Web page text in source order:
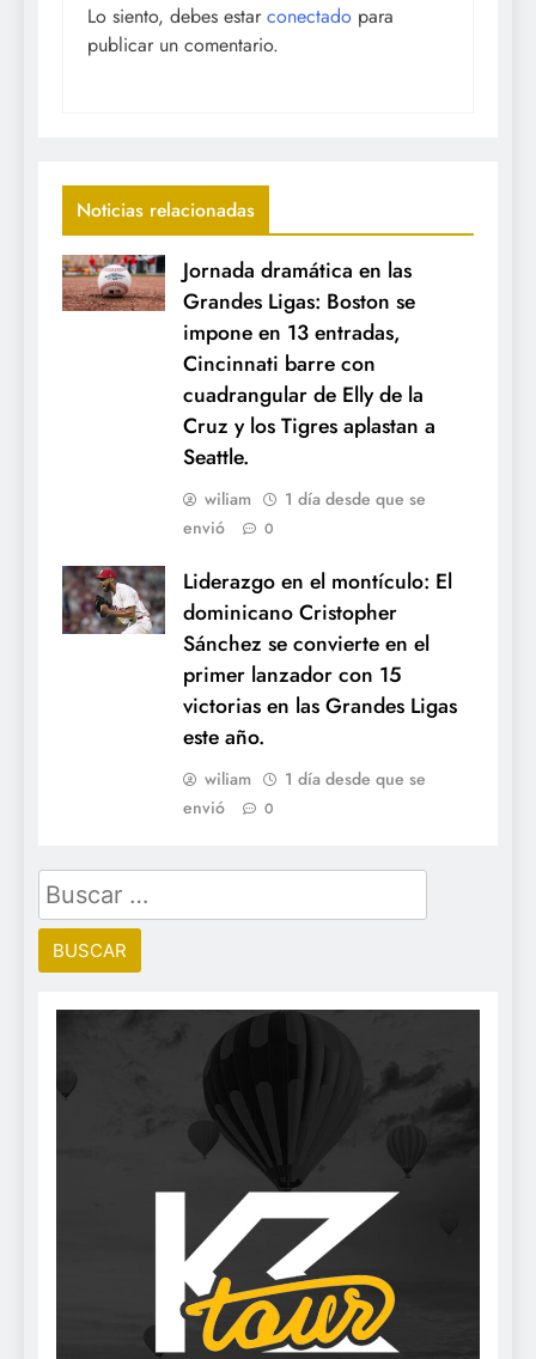
Lo siento, debes estar conectado para
publicar un comentario.
Noticias relacionadas
Jornada dramática en las
Grandes Ligas: Boston se
impone en 13 entradas,
Cincinnati barre con
cuadrangular de Elly de la
Cruz y los Tigres aplastan a
Seattle.
wiliam
1 día desde que se
envió
0
Liderazgo en el montículo: El
dominicano Cristopher
Sánchez se convierte en el
primer lanzador con 15
victorias en las Grandes Ligas
este año.
wiliam
1 día desde que se
envió
0
Buscar: